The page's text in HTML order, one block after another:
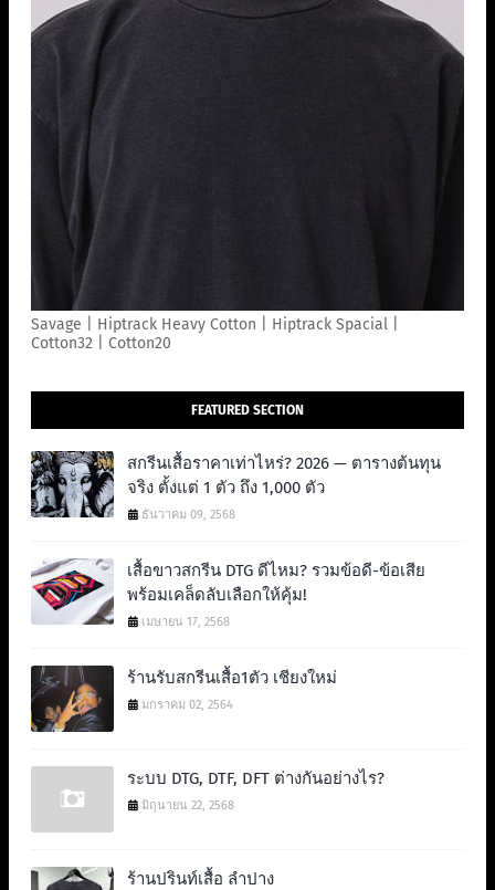
Savage | Hiptrack Heavy Cotton | Hiptrack Spacial |
Cotton32 | Cotton20
FEATURED SECTION
สกรีนเสื้อราคาเท่าไหร่? 2026 — ตารางต้นทุน
จริง ตั้งแต่ 1 ตัว ถึง 1,000 ตัว
ธันวาคม 09, 2568
เสื้อขาวสกรีน DTG ดีไหม? รวมข้อดี-ข้อเสีย
พร้อมเคล็ดลับเลือกให้คุ้ม!
เมษายน 17, 2568
ร้านรับสกรีนเสื้อ1ตัว เชียงใหม่
มกราคม 02, 2564
ระบบ DTG, DTF, DFT ต่างกันอย่างไร?
มิถุนายน 22, 2568
ร้านปรินท์เสื้อ ลำปาง